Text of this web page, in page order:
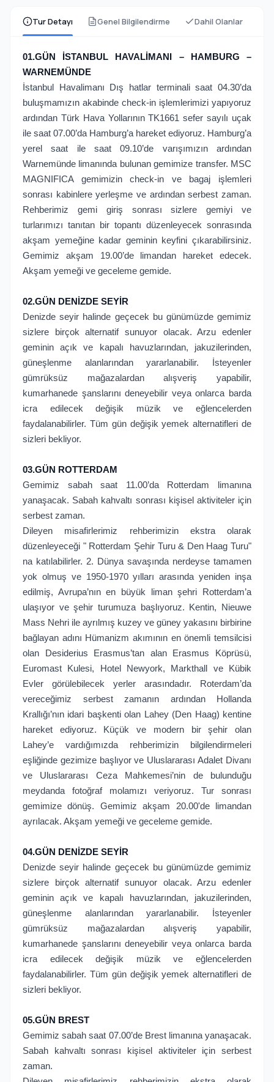
Tur Detayı Genel Bilgilendirme Dahil Olanlar
01.GÜN İSTANBUL HAVALİMANI – HAMBURG –
WARNEMÜNDE
İstanbul Havalimanı Dış hatlar terminali saat 04.30’da
buluşmamızın akabinde check-in işlemlerimizi yapıyoruz
ardından Türk Hava Yollarının TK1661 sefer sayılı uçak
ile saat 07.00’da Hamburg’a hareket ediyoruz. Hamburg’a
yerel saat ile saat 09.10’de varışımızın ardından
Warnemünde limanında bulunan gemimize transfer. MSC
MAGNIFICA gemimizin check-in ve bagaj işlemleri
sonrası kabinlere yerleşme ve ardından serbest zaman.
Rehberimiz gemi giriş sonrası sizlere gemiyi ve
turlarımızı tanıtan bir topantı düzenleyecek sonrasında
akşam yemeğine kadar geminin keyfini çıkarabilirsiniz.
Gemimiz akşam 19.00’de limandan hareket edecek.
Akşam yemeği ve geceleme gemide.
02.GÜN DENİZDE SEYİR
Denizde seyir halinde geçecek bu günümüzde gemimiz
sizlere birçok alternatif sunuyor olacak. Arzu edenler
geminin açık ve kapalı havuzlarından, jakuzilerinden,
güneşlenme alanlarından yararlanabilir. İsteyenler
gümrüksüz mağazalardan alışveriş yapabilir,
kumarhanede şanslarını deneyebilir veya onlarca barda
icra edilecek değişik müzik ve eğlencelerden
faydalanabilirler. Tüm gün değişik yemek alternatifleri de
sizleri bekliyor.
03.GÜN ROTTERDAM
Gemimiz sabah saat 11.00’da Rotterdam limanına
yanaşacak. Sabah kahvaltı sonrası kişisel aktiviteler için
serbest zaman.
Dileyen misafirlerimiz rehberimizin ekstra olarak
düzenleyeceği " Rotterdam Şehir Turu & Den Haag Turu"
na katılabilirler. 2. Dünya savaşında nerdeyse tamamen
yok olmuş ve 1950-1970 yılları arasında yeniden inşa
edilmiş, Avrupa’nın en büyük liman şehri Rotterdam’a
ulaşıyor ve şehir turumuza başlıyoruz. Kentin, Nieuwe
Mass Nehri ile ayrılmış kuzey ve güney yakasını birbirine
bağlayan adını Hümanizm akımının en önemli temsilcisi
olan Desiderius Erasmus’tan alan Erasmus Köprüsü,
Euromast Kulesi, Hotel Newyork, Markthall ve Kübik
Evler görülebilecek yerler arasındadır. Roterdam’da
vereceğimiz serbest zamanın ardından Hollanda
Krallığı’nın idari başkenti olan Lahey (Den Haag) kentine
hareket ediyoruz. Küçük ve modern bir şehir olan
Lahey’e vardığımızda rehberimizin bilgilendirmeleri
eşliğinde gezimize başlıyor ve Uluslararası Adalet Divanı
ve Uluslararası Ceza Mahkemesi’nin de bulunduğu
meydanda fotoğraf molamızı veriyoruz. Tur sonrası
gemimize dönüş. Gemimiz akşam 20.00'de limandan
ayrılacak. Akşam yemeği ve geceleme gemide.
04.GÜN DENİZDE SEYİR
Denizde seyir halinde geçecek bu günümüzde gemimiz
sizlere birçok alternatif sunuyor olacak. Arzu edenler
geminin açık ve kapalı havuzlarından, jakuzilerinden,
güneşlenme alanlarından yararlanabilir. İsteyenler
gümrüksüz mağazalardan alışveriş yapabilir,
kumarhanede şanslarını deneyebilir veya onlarca barda
icra edilecek değişik müzik ve eğlencelerden
faydalanabilirler. Tüm gün değişik yemek alternatifleri de
sizleri bekliyor.
05.GÜN BREST
Gemimiz sabah saat 07.00’de Brest limanına yanaşacak.
Sabah kahvaltı sonrası kişisel aktiviteler için serbest
zaman.